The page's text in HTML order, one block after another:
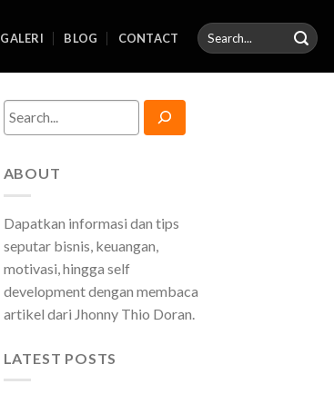
GALERI BLOG CONTACT
Search
ABOUT
Dapatkan informasi dan tips
seputar bisnis, keuangan,
motivasi, hingga self
development dengan membaca
artikel dari Jhonny Thio Doran.
LATEST POSTS